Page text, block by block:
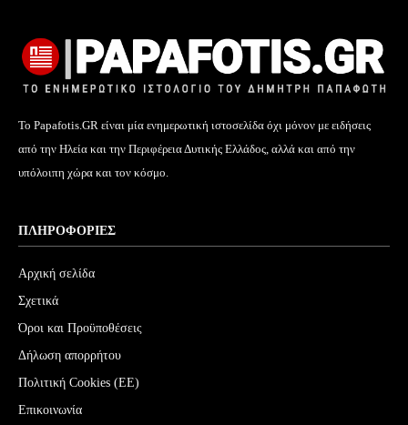
Το Papafotis.GR είναι μία ενημερωτική ιστοσελίδα όχι μόνον με ειδήσεις
από την Ηλεία και την Περιφέρεια Δυτικής Ελλάδος, αλλά και από την
υπόλοιπη χώρα και τον κόσμο.
ΠΛΗΡΟΦΟΡΊΕΣ
Αρχική σελίδα
Σχετικά
Όροι και Προϋποθέσεις
Δήλωση απορρήτου
Πολιτική Cookies (ΕΕ)
Επικοινωνία